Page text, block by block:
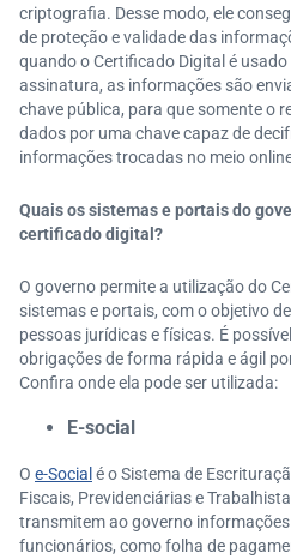
criptografia. Desse modo, ele
de proteção e validade das
quando o Certificado Digital é
assinatura, as informações são
chave pública, para que somente o
dados por uma chave capaz de
informações trocadas no meio
Quais os sistemas e portais do
certificado digital?
O governo permite a utilização do
sistemas e portais, com o objetivo
pessoas jurídicas e físicas. É
obrigações de forma rápida e ágil
Confira onde ela pode ser utilizada:
E-social
O e-Social é o Sistema de
Fiscais, Previdenciárias e
transmitem ao governo
funcionários, como folha de